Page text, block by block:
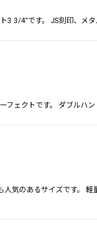
3 3/4"です。 JS刻印、
フェクトです。 ダブル
人気のあるサイズです。